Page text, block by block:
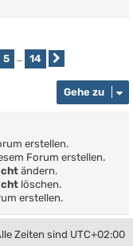
5 … 14
Gehe zu
erstellen.
Forum erstellen.
ändern.
löschen.
erstellen.
Zeiten sind UTC+02:00